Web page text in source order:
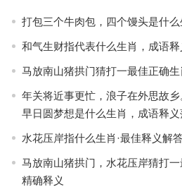
打包三个牛肉包，四个馒头是什
和气生财指代表什么生肖，成语
马放南山猪拱门猜打一最佳正确
年关将近事更忙，浪子在外思故
早日圆梦想是什么生肖，成语释
水花压岸指什么生肖·最佳释义解
马放南山猪拱门，水花压岸猜打
精确释义